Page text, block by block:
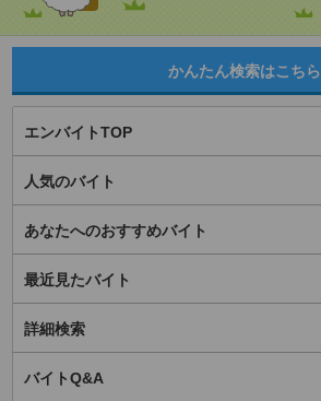
かんたん検索はこちら
エンバイトTOP
人気のバイト
あなたへのおすすめバイト
最近見たバイト
詳細検索
バイトQ&A